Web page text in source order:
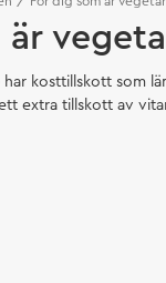
är
har kosttillskott som
extra tillskott av